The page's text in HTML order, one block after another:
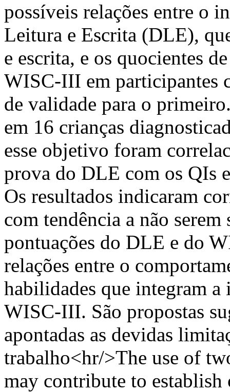
possíveis relações entre o
Leitura e Escrita (DLE),
e escrita, e os quocientes
WISC-III em participantes
de validade para o
em 16 crianças
esse objetivo foram
prova do DLE com os QIs
Os resultados indicaram
com tendência a não
pontuações do DLE e do
relações entre o
habilidades que integram
WISC-III. São propostas
apontadas as devidas
trabalho<hr/>The use of
may contribute to establish